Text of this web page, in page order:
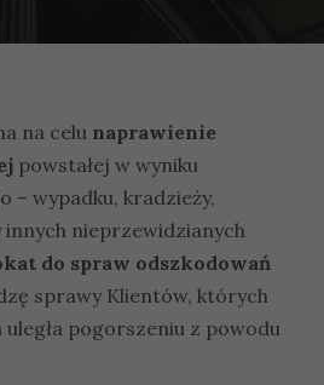
na celu naprawienie
powstałej w wyniku
– wypadku, kradzieży,
innych nieprzewidzianych
do spraw odszkodowań
sprawy Klientów, których
pogorszeniu z powodu